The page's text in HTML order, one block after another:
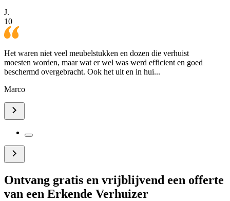
J.
10
Het waren niet veel meubelstukken en dozen die verhuist
moesten worden, maar wat er wel was werd efficient en goed
beschermd overgebracht. Ook het uit en in hui...
Marco
Ontvang gratis en vrijblijvend een offerte
van een Erkende Verhuizer